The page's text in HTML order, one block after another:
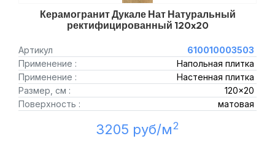
Керамогранит Дукале Нат Натуральный
ректифицированный 120x20
Артикул
610010003503
Применение :
Напольная плитка
Применение :
Настенная плитка
Размер, см :
120x20
Поверхность :
матовая
3205 руб/м2